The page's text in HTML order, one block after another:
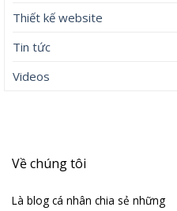
Thiết kế website
Tin tức
Videos
Về chúng tôi
Là blog cá nhân chia sẻ những